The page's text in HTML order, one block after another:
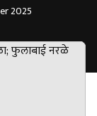
2025